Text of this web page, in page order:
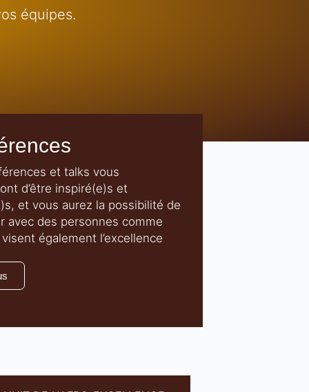
équipes.
et talks vous
d’être inspiré(e)s et
et vous aurez la possibilité de
avec des personnes comme
également l’excellence